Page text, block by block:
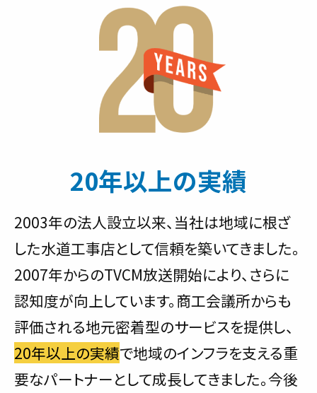
20年以上の実績
2003年の法人設立以来、当社は地域に根ざ
した水道工事店として信頼を築いてきました。
2007年からのTVCM放送開始により、さらに
認知度が向上しています。商工会議所からも
評価される地元密着型のサービスを提供し、
20年以上の実績で地域のインフラを支える重
要なパートナーとして成長してきました。今後